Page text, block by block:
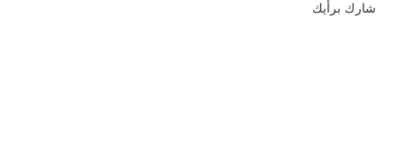
شارك برأيك